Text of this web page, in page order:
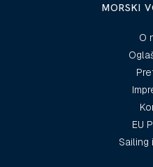
MORSKI
O
EU
Sailing